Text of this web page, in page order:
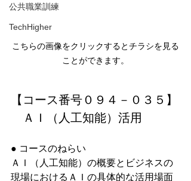
公共職業訓練
TechHigher
こちらの画像をクリックするとチラシを見る
ことができます。
【コース番号０９４－０３５】
ＡＩ（人工知能）活用
● コースのねらい
ＡＩ（人工知能）の概要とビジネスの
現場におけるＡＩの具体的な活用場面